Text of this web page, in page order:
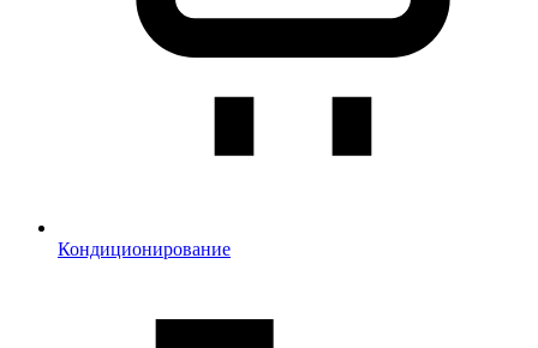
Кондиционирование